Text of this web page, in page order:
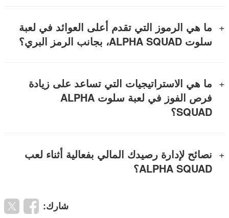
ما هي الرموز التي تقدم أعلى العوائد في لعبة
سلوت ALPHA SQUAD، بجانب الرمز البري؟
ما هي الاستراتيجيات التي تساعد على زيادة
فرص الفوز في لعبة سلوت ALPHA
SQUAD؟
نصائح لإدارة رصيدك المالي بفعالية أثناء لعب
ALPHA SQUAD؟
شارك: